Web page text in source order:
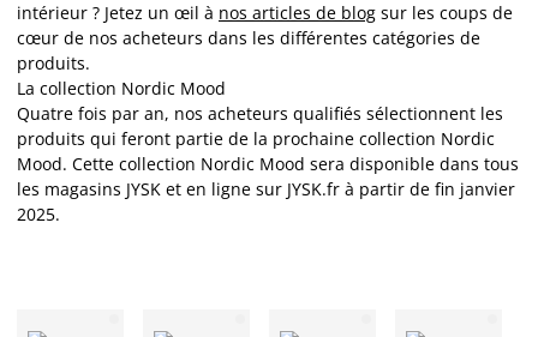
intérieur ? Jetez un œil à nos articles de blog sur les coups de
cœur de nos acheteurs dans les différentes catégories de
produits.
La collection Nordic Mood
Quatre fois par an, nos acheteurs qualifiés sélectionnent les
produits qui feront partie de la prochaine collection Nordic
Mood. Cette collection Nordic Mood sera disponible dans tous
les magasins JYSK et en ligne sur JYSK.fr à partir de fin janvier
2025.